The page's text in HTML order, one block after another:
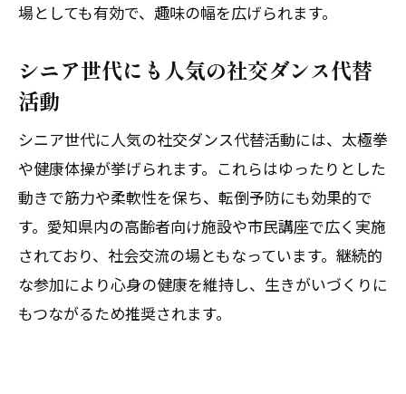
場としても有効で、趣味の幅を広げられます。
シニア世代にも人気の社交ダンス代替
活動
シニア世代に人気の社交ダンス代替活動には、太極拳
や健康体操が挙げられます。これらはゆったりとした
動きで筋力や柔軟性を保ち、転倒予防にも効果的で
す。愛知県内の高齢者向け施設や市民講座で広く実施
されており、社会交流の場ともなっています。継続的
な参加により心身の健康を維持し、生きがいづくりに
もつながるため推奨されます。